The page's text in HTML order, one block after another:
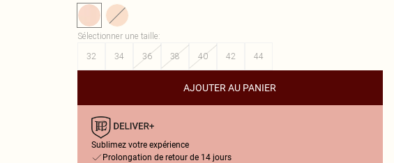
Sélectionner une taille:
32
34 36 38 40 42 44
AJOUTER AU PANIER
Sublimez votre expérience
Prolongation de retour de 14 jours